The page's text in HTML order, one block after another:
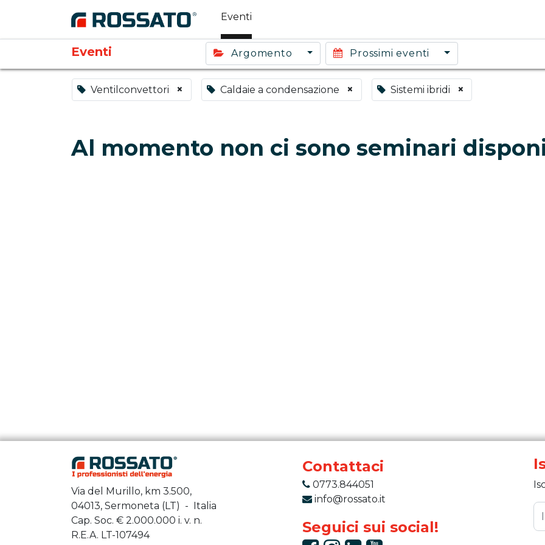
Eventi
Eventi Argomento Prossimi eventi
Ventilconvettori × Caldaie a condensazione × Sistemi ibridi ×
Al momento non ci sono seminari
Via del Murillo, km 3.500,
04013, Sermoneta (LT) - Italia
Cap. Soc. € 2.000.000 i. v. n.
R.E.A. LT-107494
Contattaci
0773.844051
info@rossato.it
Seguici sui social!